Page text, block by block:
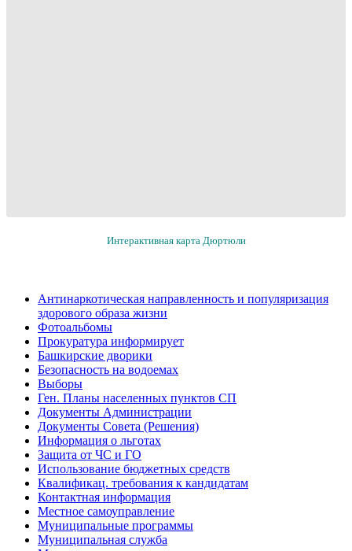
Интерактивная карта Дюртюли
Антинаркотическая направленность и популяризация
здорового образа жизни
Фотоальбомы
Прокуратура информирует
Башкирские дворики
Безопасность на водоемах
Выборы
Ген. Планы населенных пунктов СП
Документы Администрации
Документы Совета (Решения)
Информация о льготах
Защита от ЧС и ГО
Использование бюджетных средств
Квалификац. требования к кандидатам
Контактная информация
Местное самоуправление
Муниципальные программы
Муниципальная служба